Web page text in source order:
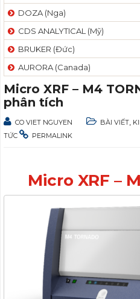
DOZA (Nga)
CDS ANALYTICAL (Mỹ)
BRUKER (Đức)
AURORA (Canada)
Micro XRF – M4
phân tích
CO VIET NGUYEN BÀI VIẾT
TỨC
PERMALINK
Micro XRF –